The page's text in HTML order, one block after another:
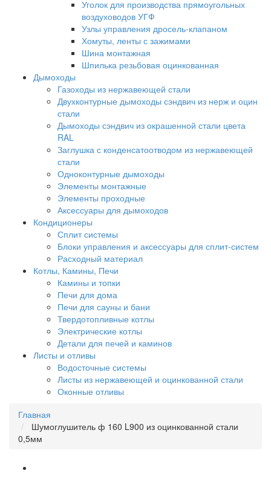
Уголок для производства прямоугольных
воздуховодов УГФ
Узлы управления дросель-клапаном
Хомуты, ленты с зажимами
Шина монтажная
Шпилька резьбовая оцинкованная
Дымоходы
Газоходы из нержавеющей стали
Двухконтурные дымоходы сэндвич из нерж и оцин
стали
Дымоходы сэндвич из окрашенной стали цвета
RAL
Заглушка с конденсатоотводом из нержавеющей
стали
Одноконтурные дымоходы
Элементы монтажные
Элементы проходные
Аксессуары для дымоходов
Кондиционеры
Сплит системы
Блоки управления и аксессуары для сплит-систем
Расходный материал
Котлы, Камины, Печи
Камины и топки
Печи для дома
Печи для сауны и бани
Твердотопливные котлы
Электрические котлы
Детали для печей и каминов
Листы и отливы
Водосточные системы
Листы из нержавеющей и оцинкованной стали
Оконные отливы
Главная
Шумоглушитель ф 160 L900 из оцинкованной стали
0,5мм